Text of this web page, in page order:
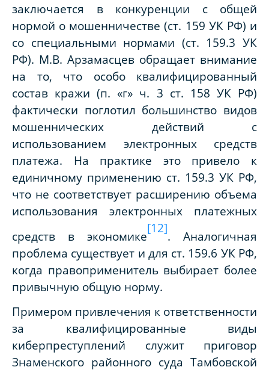
заключается в конкуренции с общей
нормой о мошенничестве (ст. 159 УК РФ) и
со специальными нормами (ст. 159.3 УК
РФ). М.В. Арзамасцев обращает внимание
на то, что особо квалифицированный
состав кражи (п. «г» ч. 3 ст. 158 УК РФ)
фактически поглотил большинство видов
мошеннических действий с
использованием электронных средств
платежа. На практике это привело к
единичному применению ст. 159.3 УК РФ,
что не соответствует расширению объема
использования электронных платежных
средств в экономике
[12]
. Аналогичная
проблема существует и для ст. 159.6 УК РФ,
когда правоприменитель выбирает более
привычную общую норму.
Примером привлечения к ответственности
за квалифицированные виды
киберпреступлений служит приговор
Знаменского районного суда Тамбовской